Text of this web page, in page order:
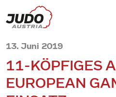
13. Juni 2019
11-KÖPFIGES
EUROPEAN